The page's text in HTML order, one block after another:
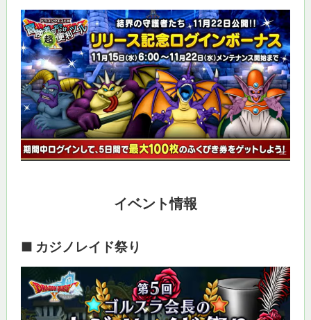
イベント情報
■ カジノレイド祭り